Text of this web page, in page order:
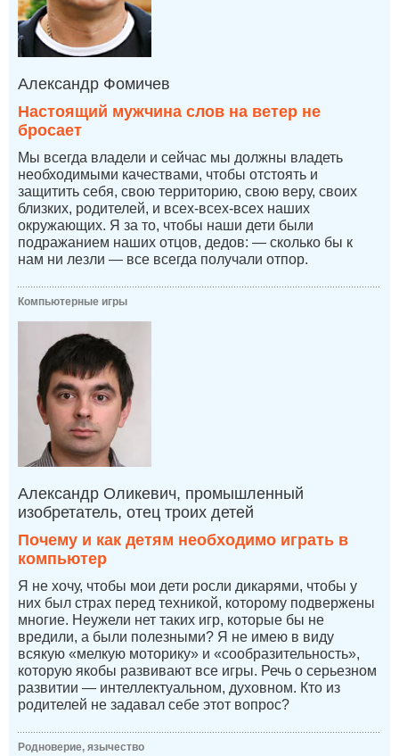
Александр Фомичев
Настоящий мужчина слов на ветер не
бросает
Мы всегда владели и сейчас мы должны владеть
необходимыми качествами, чтобы отстоять и
защитить себя, свою территорию, свою веру, своих
близких, родителей, и всех-всех-всех наших
окружающих. Я за то, чтобы наши дети были
подражанием наших отцов, дедов: — сколько бы к
нам ни лезли — все всегда получали отпор.
Компьютерные игры
Александр Оликевич, промышленный
изобретатель, отец троих детей
Почему и как детям необходимо играть в
компьютер
Я не хочу, чтобы мои дети росли дикарями, чтобы у
них был страх перед техникой, которому подвержены
многие. Неужели нет таких игр, которые бы не
вредили, а были полезными? Я не имею в виду
всякую «мелкую моторику» и «сообразительность»,
которую якобы развивают все игры. Речь о серьезном
развитии — интеллектуальном, духовном. Кто из
родителей не задавал себе этот вопрос?
Родноверие, язычество